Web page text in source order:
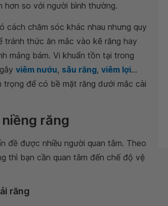
hơn so với người bình thường.
cách chăm sóc khác nhau nhưng quy
tránh thức ăn mắc vào kẽ răng hay
mảng bám. Vi khuẩn tồn tại trong
viêm nướu, sâu răng, viêm lợi...
trọng để có bề mặt răng dưới mắc cài
răng
đề được nhiều người quan tâm. Theo
thì bạn cần quan tâm đến chế độ vệ
răng